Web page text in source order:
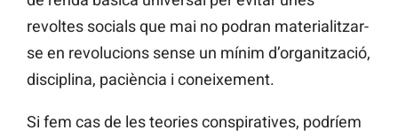
revoltes socials que mai no podran materialitzar-
se en revolucions sense un mínim d’organització,
disciplina, paciència i coneixement.
Si fem cas de les teories conspiratives, podríem